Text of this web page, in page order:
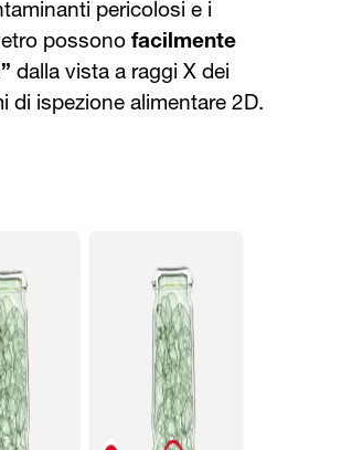
pericolosi e i
possono facilmente
dalla vista a raggi X dei
di ispezione alimentare 2D.